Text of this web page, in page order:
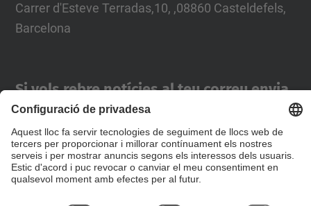
Carrer d'Esteve Terradas,10, ,08860 Casteldefels,
Barcelona
Si vols rebre notícies al teu correu envia
un missatge amb l’assumpte:
"Subscripció notícies"
Formulari de contacte